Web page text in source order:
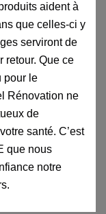
aident à
que celles-ci y
serviront de
retour. Que ce
pour le
Rénovation ne
de
santé. C’est
que nous
notre